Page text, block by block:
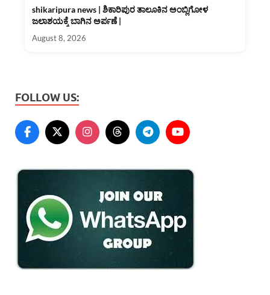
shikaripura news | ಶಿಕಾರಿಪುರ ತಾಲೂಕಿನ ಅಂಬ್ಲಿಗೋಳ
ಜಲಾಶಯಕ್ಕೆ ಬಾಗಿನ ಅರ್ಪಣೆ |
August 8, 2026
FOLLOW US: